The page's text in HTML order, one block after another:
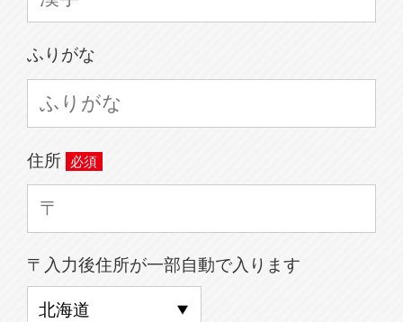
ふりがな
住所
〒入力後住所が一部自動で入ります